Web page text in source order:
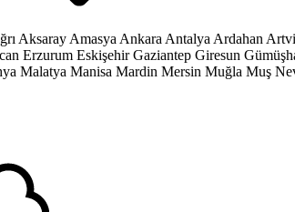
Aksaray Amasya Ankara Antalya Ardahan
Erzurum Eskişehir Gaziantep Giresun
Malatya Manisa Mardin Mersin Muğla Muş